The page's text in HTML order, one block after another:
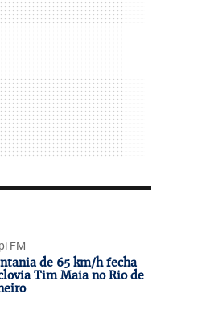
FM
de 65 km/h fecha
Tim Maia no Rio de